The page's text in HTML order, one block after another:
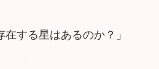
在する星はあるのか？」